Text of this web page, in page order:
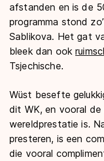
afstanden en is de
programma stond
Sablikova. Het gat
bleek dan ook
Tsjechische.
Wüst besefte
dit WK, en vooral de
wereldprestatie is.
presteren, is een
die vooral